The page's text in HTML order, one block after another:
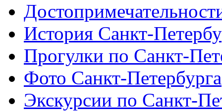
История Санкт-
Прогулки по Санкт-
Фото Санкт-Петербурга
Экскурсии по Санкт-